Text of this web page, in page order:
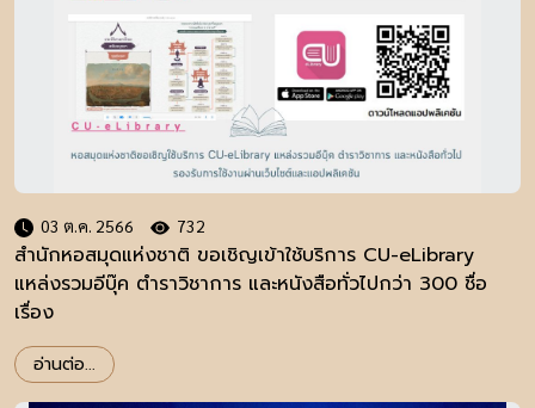
03 ต.ค. 2566 732
สำนักหอสมุดแห่งชาติ ขอเชิญเข้าใช้บริการ CU-eLibrary
แหล่งรวมอีบุ๊ค ตำราวิชาการ และหนังสือทั่วไปกว่า 300 ชื่อ
เรื่อง
อ่านต่อ...